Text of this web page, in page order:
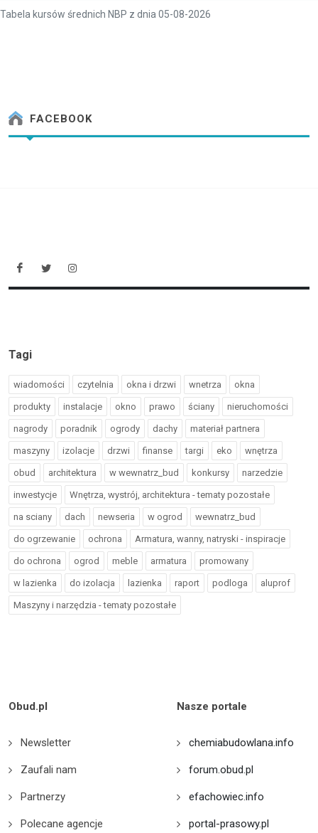
Tabela kursów średnich NBP z dnia 05-08-2026
FACEBOOK
Tagi
wiadomości czytelnia okna i drzwi wnetrza okna
produkty instalacje okno prawo ściany nieruchomości
nagrody poradnik ogrody dachy materiał partnera
maszyny izolacje drzwi finanse targi eko wnętrza
obud architektura w wewnatrz_bud konkursy narzedzie
inwestycje Wnętrza, wystrój, architektura - tematy pozostałe
na sciany dach newseria w ogrod wewnatrz_bud
do ogrzewanie ochrona Armatura, wanny, natryski - inspiracje
do ochrona ogrod meble armatura promowany
w lazienka do izolacja lazienka raport podloga aluprof
Maszyny i narzędzia - tematy pozostałe
Obud.pl
Newsletter
Zaufali nam
Partnerzy
Polecane agencje
Nasze portale
chemiabudowlana.info
forum.obud.pl
efachowiec.info
portal-prasowy.pl